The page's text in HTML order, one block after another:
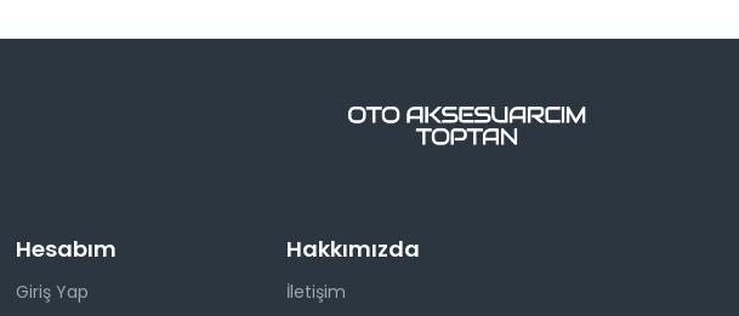
Hesabım
Giriş Yap
Hakkımızda
İletişim